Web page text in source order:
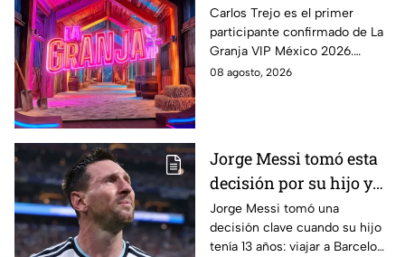
famosos confirmados
hasta ahora
Carlos Trejo es el primer
participante confirmado de La
Granja VIP México 2026.
Conoce quiénes más se
08 agosto, 2026
Jorge Messi tomó esta
decisión por su hijo y
terminó cambiando la
historia del fútbol
Jorge Messi tomó una
decisión clave cuando su hijo
tenía 13 años: viajar a Barcelona